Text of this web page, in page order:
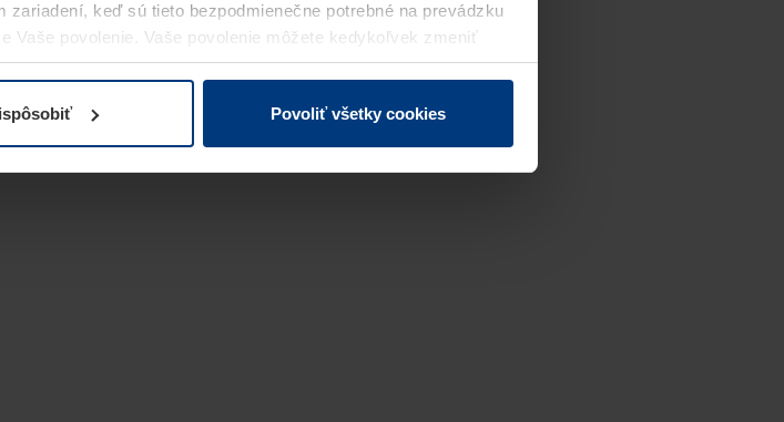
keď sú tieto bezpodmienečne potrebné na prevádzku
Vaše povolenie. Vaše povolenie môžete kedykoľvek zmeniť
o ochrane osobných údajovnašej webovej stránky.
Povoliť všetky cookies